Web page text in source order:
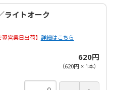
ライトオーク
営業日出荷】 詳細はこちら
620円
（620円× 1本）